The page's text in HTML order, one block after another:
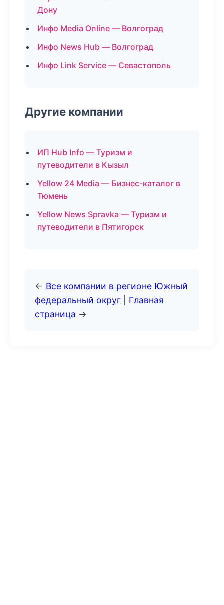
Дону
Инфо Media Online — Волгоград
Инфо News Hub — Волгоград
Инфо Link Service — Севастополь
Другие компании
ИП Hub Info — Туризм и
путеводители в Кызыл
Yellow 24 Media — Бизнес-каталог в
Тюмень
Yellow News Spravka — Туризм и
путеводители в Пятигорск
← Все компании в регионе Южный
федеральный округ
Главная
страница →